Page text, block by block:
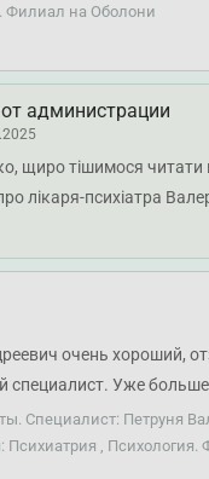
Филиал на Оболони
администрации
щиро тішимося
лікаря-психіатра
консультація була для
а пояснення
ситуацію й
Бажаємо вам міцного
очень хороший,
Уже больше
За это время
Специалист: Петруня
Психиатрия , Психология.